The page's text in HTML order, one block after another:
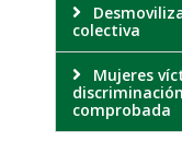
colectiva
Mujeres
comprobada